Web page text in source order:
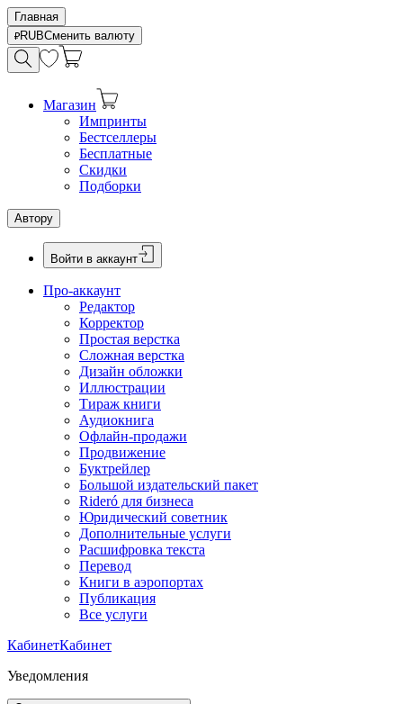
Главная
RUBСменить валюту
Магазин
Импринты
Бестселлеры
Бесплатные
Скидки
Подборки
Автору
Войти в аккаунт
Про-аккаунт
Редактор
Корректор
Простая верстка
Сложная верстка
Дизайн обложки
Иллюстрации
Тираж книги
Аудиокнига
Офлайн-продажи
Продвижение
Буктрейлер
Большой издательский пакет
Rideró для бизнеса
Юридический советник
Дополнительные услуги
Расшифровка текста
Перевод
Книги в аэропортах
Публикация
Все услуги
КабинетКабинет
Уведомления